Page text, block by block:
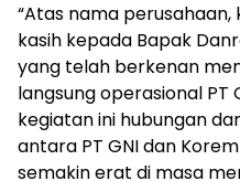
“Atas nama
kasih kepada Bapak
yang telah berkenan
langsung operasional PT
kegiatan ini hubungan
antara PT GNI dan
semakin erat di masa